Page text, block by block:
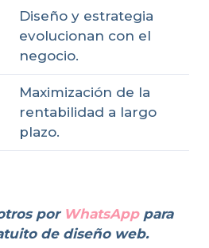
Diseño y estrategia
evolucionan con el
negocio.
Maximización de la
rentabilidad a largo
plazo.
por WhatsApppara
de diseño web.